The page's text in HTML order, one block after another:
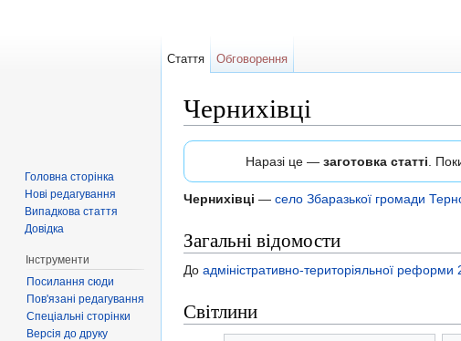
Чернихівці
Наразі це — заготовка статті.
Чернихівці — село Збаразької громади
Загальні відомости
До адміністративно-територіяльної
Світлини
Стаття Обговорення
Головна сторінка
Нові редагування
Випадкова стаття
Довідка
Інструменти
Посилання сюди
Пов'язані редагування
Спеціальні сторінки
Версія до друку